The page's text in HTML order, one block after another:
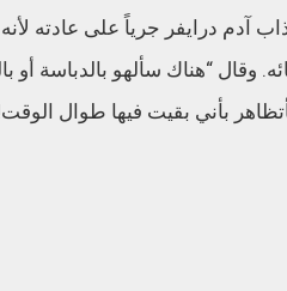
آدم درايفر جرياً على عادته
وقال “هناك سألهو بالدباسة
بأني بقيت فيها طوال